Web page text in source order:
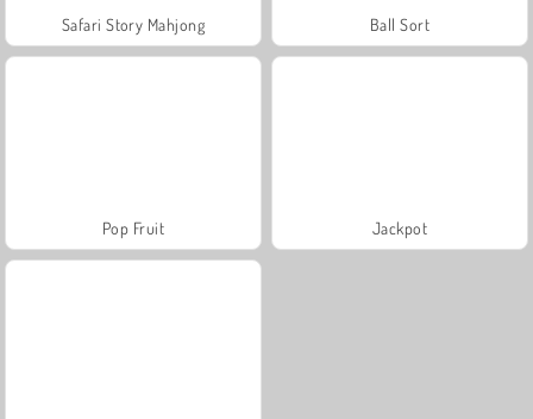
Safari Story Mahjong Ball Sort
Pop Fruit Jackpot